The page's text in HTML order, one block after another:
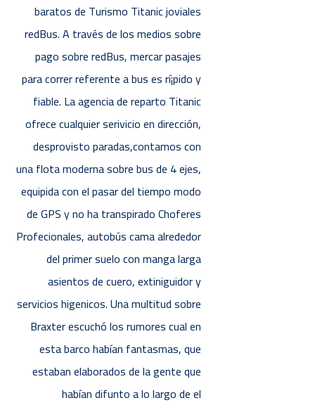
baratos de Turismo Titanic joviales
redBus. A través de los medios sobre
pago sobre redBus, mercar pasajes
para correr referente a bus es rí¡pido y
fiable. La agencia de reparto Titanic
ofrece cualquier serivicio en dirección,
desprovisto paradas,contamos con
una flota moderna sobre bus de 4 ejes,
equipida con el pasar del tiempo modo
de GPS y no ha transpirado Choferes
Profecionales, autobús cama alrededor
del primer suelo con manga larga
asientos de cuero, extiniguidor y
servicios higenicos. Una multitud sobre
Braxter escuchó los rumores cual en
esta barco habían fantasmas, que
estaban elaborados de la gente que
habían difunto a lo largo de el